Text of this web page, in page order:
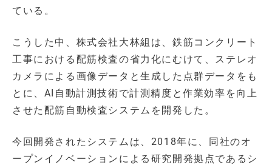
ている。
こうした中、株式会社⼤林組は、鉄筋コンクリート
工事における配筋検査の省力化にむけて、ステレオ
カメラによる画像データと生成した点群データをも
とに、AI自動計測技術で計測精度と作業効率を向上
させた配筋自動検査システムを開発した。
今回開発されたシステムは、2018年に、同社のオ
ープンイノベーションによる研究開発拠点であるシ